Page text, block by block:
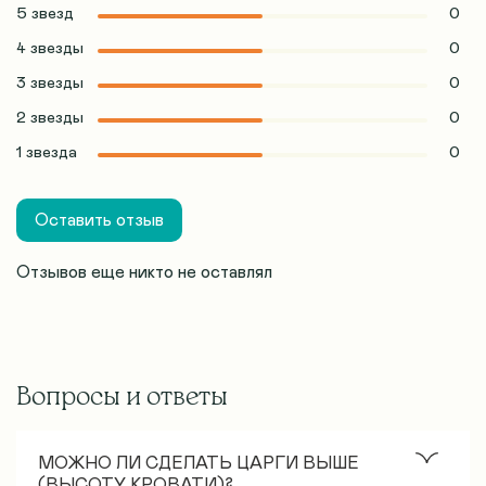
Отзывов еще никто не оставлял
5 звезд 0
4 звезды 0
3 звезды 0
2 звезды 0
1 звезда 0
Оставить отзыв
Вопросы и ответы
МОЖНО ЛИ СДЕЛАТЬ ЦАРГИ ВЫШЕ